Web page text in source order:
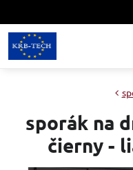
sporák na
čierny -